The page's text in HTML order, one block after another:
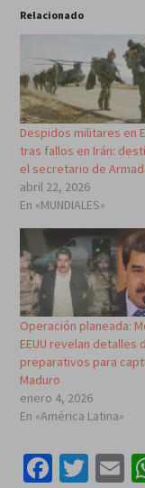
Relacionado
Despidos militares en
tras fallos en Irán:
el secretario de
abril 22, 2026
En «MUNDIALES»
Operación planeada:
EEUU revelan detalles
preparativos para
Maduro
enero 4, 2026
En «América Latina»